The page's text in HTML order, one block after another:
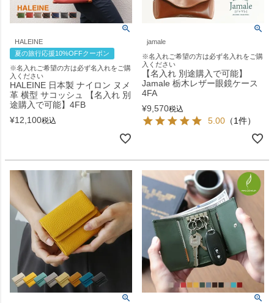
HALEINE
夏の旅行応援10%OFFクーポン
※名入れご希望の方は必ず名入れをご購
入ください
HALEINE 日本製 ナイロン ヌメ
革 横型 サコッシュ 【名入れ 別
途購入で可能】4FB
¥12,100税込
jamale
※名入れご希望の方は必ず名入れをご購
入ください
【名入れ 別途購入で可能】
Jamale 栃木レザー眼鏡ケース
4FA
¥9,570税込
5.00 （1件）